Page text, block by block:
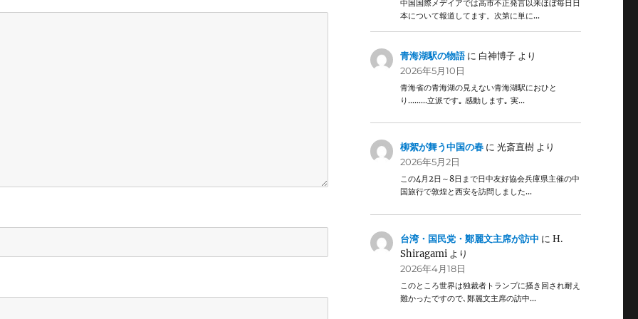
中国国際メデイアでは高市不正発言以来ほぼ毎日日
本について報道してます。次第に単に…
青海湖駅の物語に 白神博子 より
2026年5月10日
青海省の青海湖の見えない青海湖駅におひと
り………立派です｡ 感動します｡ 実…
柳絮が舞う中国の春 に光斎直樹 より
2026年5月2日
この4月2日～8日まで日中友好協会兵庫県主催の中
国旅行で敦煌と西安を訪問しました…
台湾・国民党・鄭麗文主席が訪中 にH.
Shiragami より
2026年4月18日
このところ世界は独裁者トランプに掻き回され耐え
難かったですので､鄭麗文主席の訪中…